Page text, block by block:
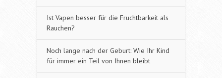
Ist Vapen besser für die Fruchtbarkeit als
Rauchen?
Noch lange nach der Geburt: Wie Ihr Kind
für immer ein Teil von Ihnen bleibt